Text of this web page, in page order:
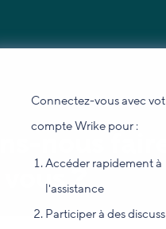
Connectez-vous avec
compte Wrike pour :
Accéder rapidement à
l'assistance
Participer à des
nous
?